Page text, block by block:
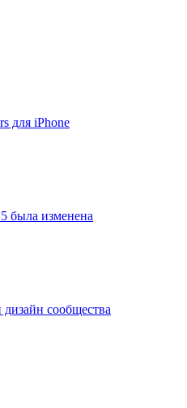
для iPhone
была изменена
сообщества